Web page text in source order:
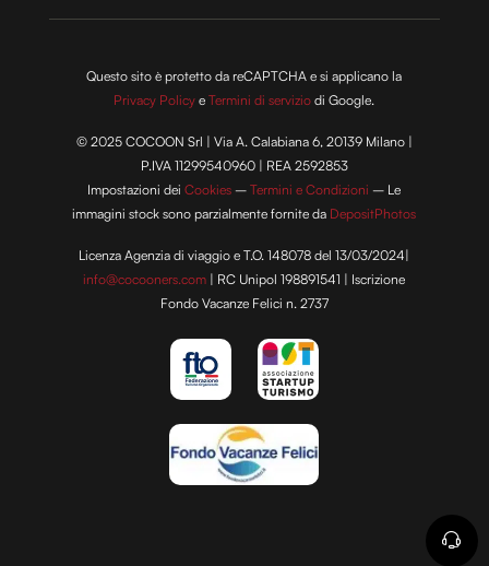
Questo sito è protetto da reCAPTCHA e si applicano la
Privacy Policy eTermini di servizio di Google.
© 2025 COCOON Srl | Via A. Calabiana 6, 20139 Milano |
P.IVA 11299540960 | REA 2592853
Impostazioni deiCookies –Termini e Condizioni – Le
immagini stock sono parzialmente fornite da DepositPhotos
Licenza Agenzia di viaggio e T.O. 148078 del 13/03/2024|
info@cocooners.com | RC Unipol 198891541 | Iscrizione
Fondo Vacanze Felici n. 2737